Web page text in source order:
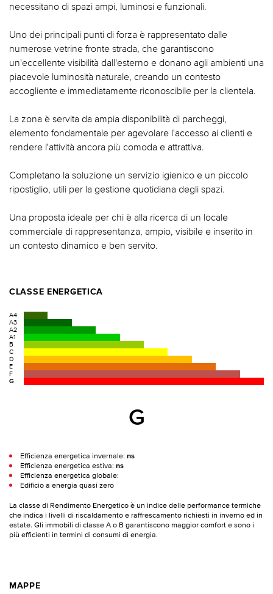
necessitano di spazi ampi, luminosi e funzionali.
Uno dei principali punti di forza è rappresentato dalle
numerose vetrine fronte strada, che garantiscono
un'eccellente visibilità dall'esterno e donano agli ambienti una
piacevole luminosità naturale, creando un contesto
accogliente e immediatamente riconoscibile per la clientela.
La zona è servita da ampia disponibilità di parcheggi,
elemento fondamentale per agevolare l'accesso ai clienti e
rendere l'attività ancora più comoda e attrattiva.
Completano la soluzione un servizio igienico e un piccolo
ripostiglio, utili per la gestione quotidiana degli spazi.
Una proposta ideale per chi è alla ricerca di un locale
commerciale di rappresentanza, ampio, visibile e inserito in
un contesto dinamico e ben servito.
CLASSE ENERGETICA
A4
A3
A2
A1
B
C
D
E
F
G
G
Efficienza energetica invernale: ns
Efficienza energetica estiva: ns
Efficienza energetica globale:
Edificio a energia quasi zero
La classe di Rendimento Energetico è un indice delle performance termiche
che indica i livelli di riscaldamento e raffrescamento richiesti in inverno ed in
estate. Gli immobili di classe A o B garantiscono maggior comfort e sono i
più efficienti in termini di consumi di energia.
MAPPE